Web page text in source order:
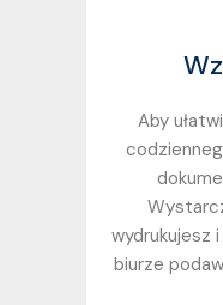
Aby
wydrukujesz
biurze